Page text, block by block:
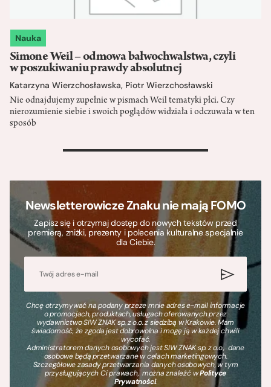
Nauka
Simone Weil – odmowa bałwochwalstwa, czyli
w poszukiwaniu prawdy absolutnej
Katarzyna Wierzchosławska, Piotr Wierzchosławski
Nie odnajdujemy zupełnie w pismach Weil tematyki płci. Czy
nierozumienie siebie i swoich poglądów widziała i odczuwała w ten
sposób
>
Newsletterowicze Znaku nie mają FOMO
Zapisz się i otrzymaj dostęp do nowych tekstów przed
premierą, zniżki, prezenty i polecenia kulturalne specjalnie
dla Ciebie.
Chcę otrzymywać na podany przeze mnie adres e-mail informacje
o promocjach, produktach, usługach oferowanych przez
wydawnictwo SIW ZNAK sp. z o.o. z siedzibą w Krakowie. Mam
świadomość, że zgoda jest dobrowolna i mogę ją w każdej chwili
wycofać.
Administratorem danych osobowych jest SIW ZNAK sp. z o.o., dane
osobowe będą przetwarzane w celach marketingowych.
Szczegółowe zasady przetwarzania danych osobowych, w tym
przysługujących Ci prawach, można znaleźć wPolityce
Prywatności.